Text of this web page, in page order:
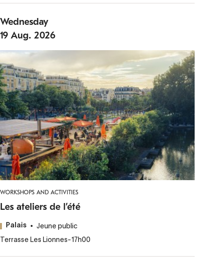
Wednesday
19 Aug. 2026
WORKSHOPS AND ACTIVITIES
Les ateliers de l’été
Palais
Jeune public
Terrasse Les Lionnes-17h00